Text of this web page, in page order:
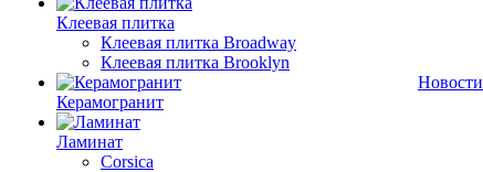
Клеевая плитка
Клеевая плитка Broadway
Клеевая плитка Brooklyn
Керамогранит
Ламинат
Corsica
Новости